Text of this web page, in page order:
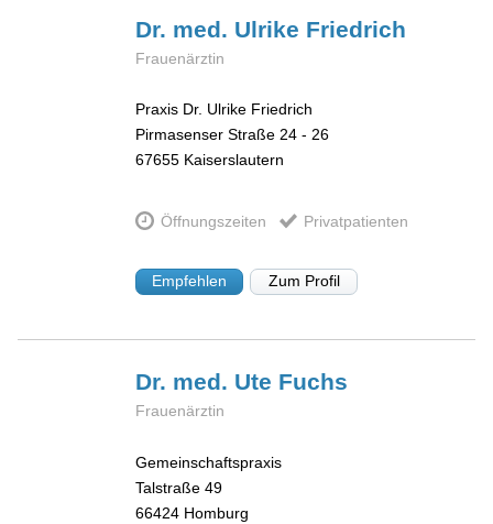
Dr. med. Ulrike Friedrich
Frauenärztin
Praxis Dr. Ulrike Friedrich
Pirmasenser Straße 24 - 26
67655 Kaiserslautern
Öffnungszeiten Privatpatienten
Empfehlen Zum Profil
Dr. med. Ute Fuchs
Frauenärztin
Gemeinschaftspraxis
Talstraße 49
66424 Homburg